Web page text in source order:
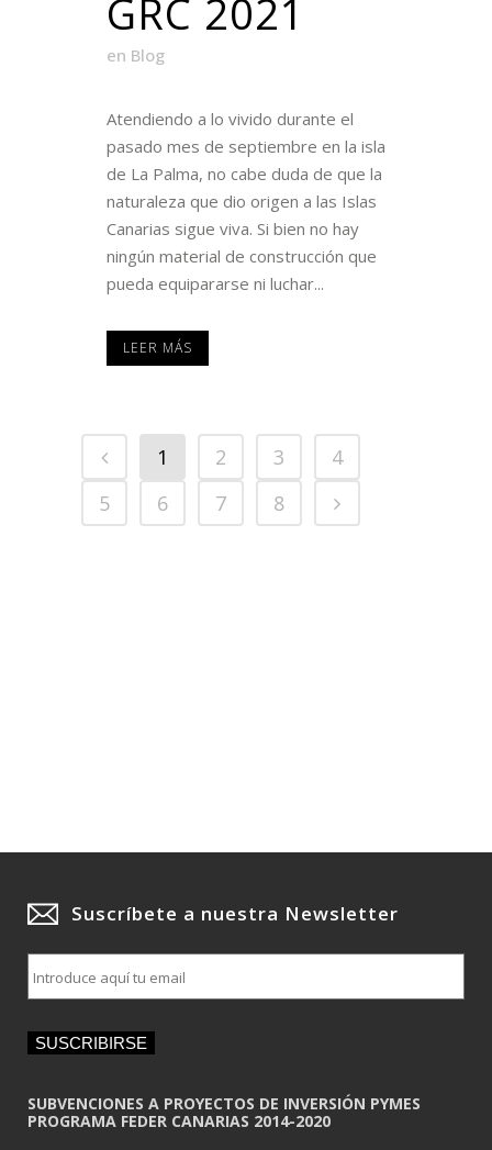
GRC 2021
en Blog
Atendiendo a lo vivido durante el
pasado mes de septiembre en la isla
de La Palma, no cabe duda de que la
naturaleza que dio origen a las Islas
Canarias sigue viva. Si bien no hay
ningún material de construcción que
pueda equipararse ni luchar...
LEER MÁS
1 2 3
4
5
6 7 8
Suscríbete a nuestra Newsletter
m
a
SUSCRIBIRSE
SUBVENCIONES A PROYECTOS DE INVERSIÓN PYMES
PROGRAMA FEDER CANARIAS 2014-2020